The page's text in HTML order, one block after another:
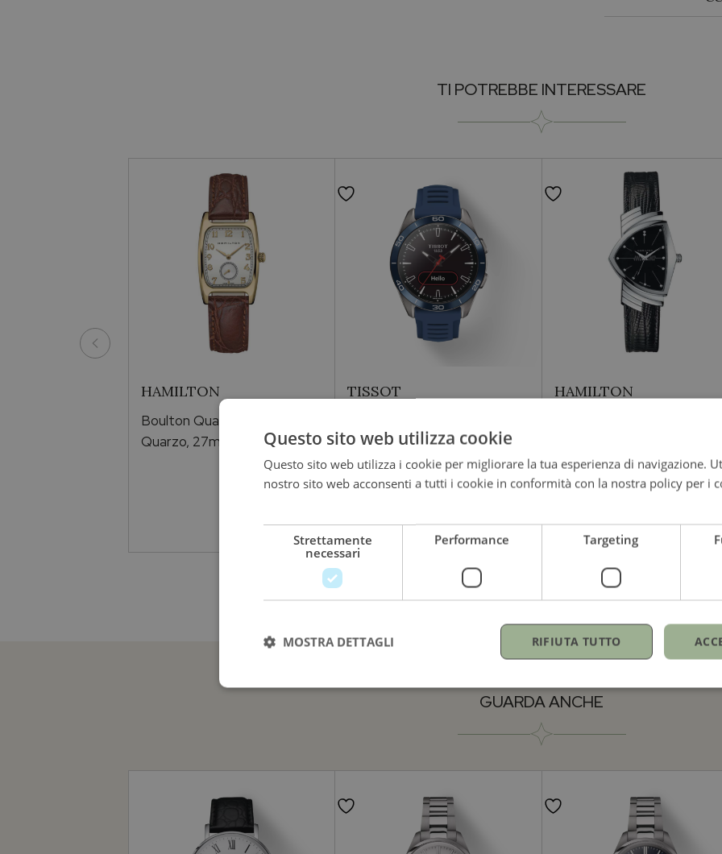
Occasioni
Cinturini
Genere
Materiale Cassa
TI POTREBBE INTERESSARE
HAMILTON
Boulton Quartz
Quarzo, 27mm x 32 mm
795,00€
TISSOT
Sport
43,75mm
995,00€
HAMILTON
995,00€
GUARDA ANCHE
Questo sito web utilizza cookie
Questo sito web utilizza i cookie per migliorare la tua esperienza di navigazione.
nostro sito web acconsenti a tutti i cookie in conformità con la nostra policy per i
Strettamente
necessari
Performance Targeting
RIFIUTA TUTTO
MOSTRA DETTAGLI